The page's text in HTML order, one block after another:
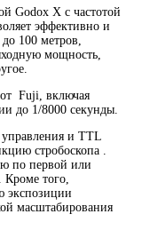
Godox X с частотой
эффективно и
100 метров,
мощность,
Fuji, включая
до 1/8000 секунды.
и TTL
стробоскопа .
по первой или
Кроме того,
экспозиции
масштабирования